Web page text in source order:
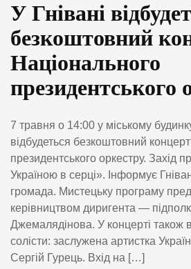
У Гнівані
безкоштовний
Національного
президентського
7 травня о 14:00 у міському
відбудеться безкоштовний
президентського оркестру. Захід
Україною в серці». Інформує
громада. Мистецьку програму
керівництвом диригента —
Джемалядінова. У концерті також
солісти: заслужена артистка
Сергій Гурець. Вхід на […]